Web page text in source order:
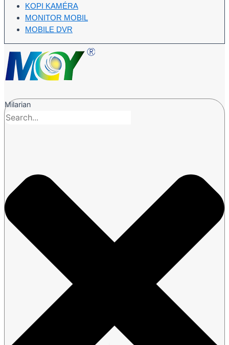
KOPI KAMÉRA
MONITOR MOBIL
MOBILE DVR
Milarian